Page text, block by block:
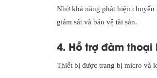
Nhờ khả năng phát hiện
giám sát và bảo vệ tài sản.
4. Hỗ trợ đàm
Thiết bị được trang bị micro và